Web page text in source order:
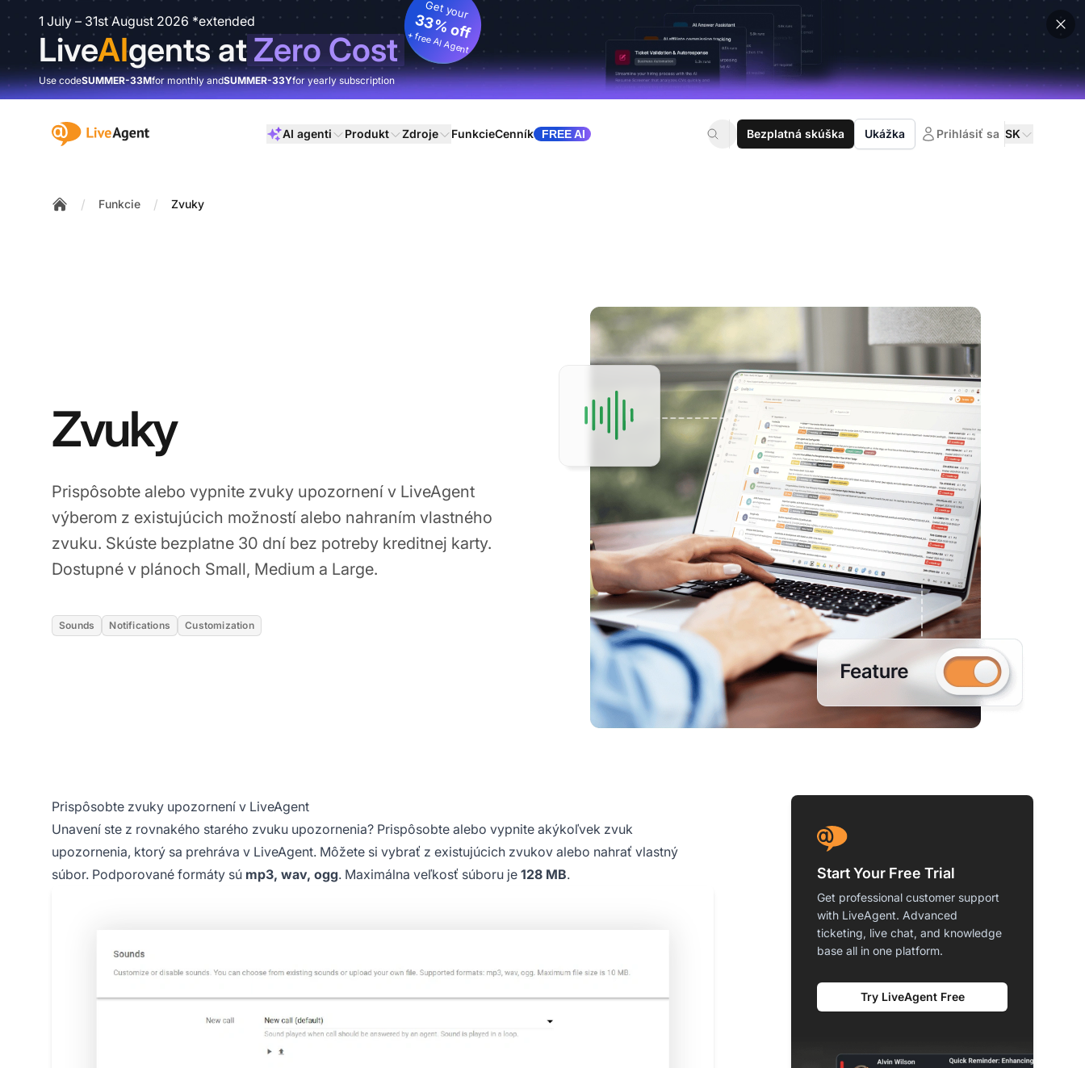
1 July – 31st August 2026 *extended
LiveAIgents atZero Cost
Get your
33% off
+ free AI Agent
Use codeSUMMER-33Mfor monthly andSUMMER-33Yfor yearly subscription
:site.title AI agenti Produkt Zdroje FunkcieCenník FREE AI Bezplatná skúška Ukážka Prihlásiť sa SK
/ Funkcie / Zvuky
Zvuky
Prispôsobte alebo vypnite zvuky upozornení v LiveAgent
výberom z existujúcich možností alebo nahraním vlastného
zvuku. Skúste bezplatne 30 dní bez potreby kreditnej karty.
Dostupné v plánoch Small, Medium a Large.
Sounds Notifications Customization
Prispôsobte zvuky upozornení v LiveAgent
Unavení ste z rovnakého starého zvuku upozornenia? Prispôsobte alebo vypnite akýkoľvek zvuk
upozornenia, ktorý sa prehráva v LiveAgent. Môžete si vybrať z existujúcich zvukov alebo nahrať vlastný
súbor. Podporované formáty sú mp3, wav, ogg. Maximálna veľkosť súboru je 128 MB. Start Your Free Trial
Get professional customer support
with LiveAgent. Advanced
ticketing, live chat, and knowledge
base all in one platform.
Try LiveAgent Free